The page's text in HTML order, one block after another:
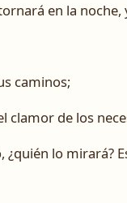
en la
caminos;
clamor de los
lo mirará?